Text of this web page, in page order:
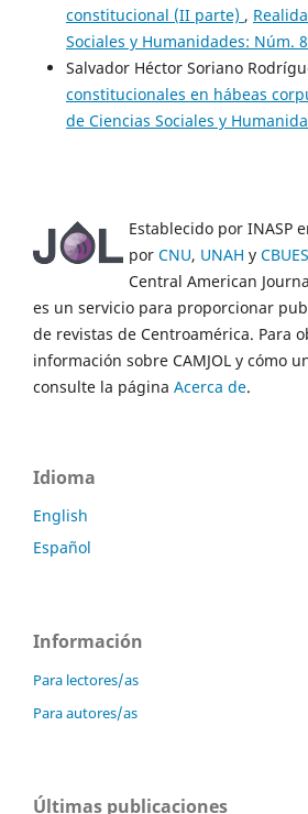
constitucional (II parte) ,
Sociales y Humanidades: Núm.
Salvador Héctor Soriano
constitucionales en hábeas
de Ciencias Sociales y
Establecido por INASP
por CNU, UNAH y CBUES
Central American
es un servicio para proporcionar
de revistas de Centroamérica. Para
información sobre CAMJOL y cómo
consulte la página Acerca de.
Idioma
English
Español
Información
Para lectores/as
Para autores/as
Últimas publicaciones